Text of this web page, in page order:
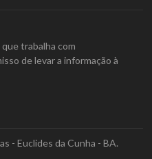
trabalha com
de levar a informação à
- Euclides da Cunha - BA.